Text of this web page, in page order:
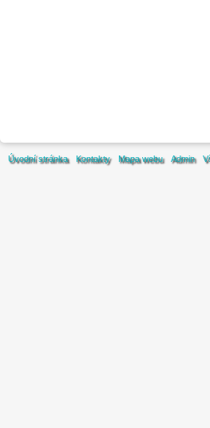
Úvodní stránka Kontakty Mapa webu Admin